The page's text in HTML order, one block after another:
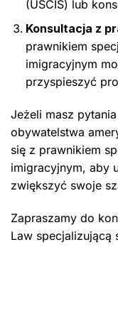
(USCIS) lub
Konsultacja z
prawnikiem
imigracyjnym
przyspieszyć
Jeżeli masz
obywatelstwa
się z prawnikiem
imigracyjnym, aby
zwiększyć swoje
Zapraszamy do
Law specjalizującą